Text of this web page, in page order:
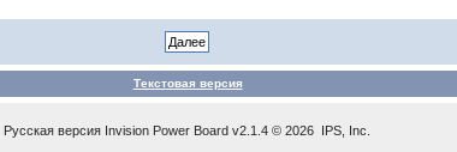
Текстовая версия
Русская версия Invision Power Board v2.1.4 © 2026 IPS, Inc.